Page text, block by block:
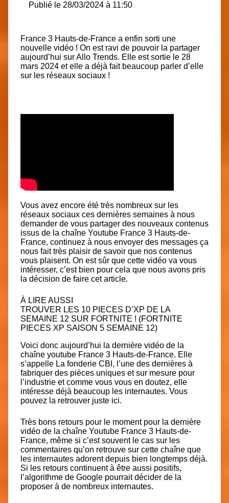
Publié le 28/03/2024 à 11:50
France 3 Hauts-de-France a enfin sorti une
nouvelle vidéo ! On est ravi de pouvoir la partager
aujourd’hui sur Allo Trends. Elle est sortie le 28
mars 2024 et elle a déjà fait beaucoup parler d’elle
sur les réseaux sociaux !
Vous avez encore été très nombreux sur les
réseaux sociaux ces dernières semaines à nous
demander de vous partager des nouveaux contenus
issus de la chaîne Youtube France 3 Hauts-de-
France, continuez à nous envoyer des messages ça
nous fait très plaisir de savoir que nos contenus
vous plaisent. On est sûr que cette vidéo va vous
intéresser, c’est bien pour cela que nous avons pris
la décision de faire cet article.
À LIRE AUSSI
TROUVER LES 10 PIECES D’XP DE LA
SEMAINE 12 SUR FORTNITE ! (FORTNITE
PIECES XP SAISON 5 SEMAINE 12)
Voici donc aujourd’hui la dernière vidéo de la
chaîne youtube France 3 Hauts-de-France. Elle
s’appelle La fonderie CBI, l’une des dernières à
fabriquer des pièces uniques et sur mesure pour
l’industrie et comme vous vous en doutez, elle
intéresse déjà beaucoup les internautes. Vous
pouvez la retrouver juste ici.
Très bons retours pour le moment pour la dernière
vidéo de la chaîne Youtube France 3 Hauts-de-
France, même si c’est souvent le cas sur les
commentaires qu’on retrouve sur cette chaîne que
les internautes adorent depuis bien longtemps déjà.
Si les retours continuent à être aussi positifs,
l’algorithme de Google pourrait décider de la
proposer à de nombreux internautes.